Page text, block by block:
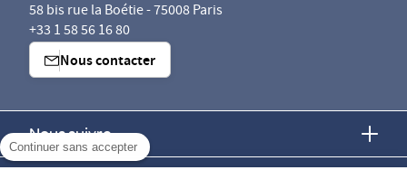
Continuer sans accepter
58 bis rue la Boétie - 75008 Paris
+33 1 58 56 16 80
Nous contacter
Nous suivre